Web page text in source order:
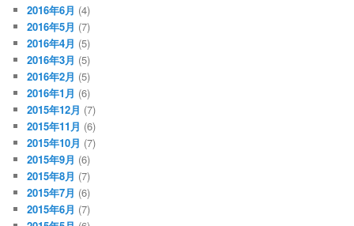
2016年6月 (4)
2016年5月 (7)
2016年4月 (5)
2016年3月 (5)
2016年2月 (5)
2016年1月 (6)
2015年12月 (7)
2015年11月 (6)
2015年10月 (7)
2015年9月 (6)
2015年8月 (7)
2015年7月 (6)
2015年6月 (7)